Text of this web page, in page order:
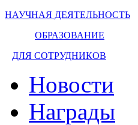
НАУЧНАЯ ДЕЯТЕЛЬНОСТЬ
ОБРАЗОВАНИЕ
ДЛЯ СОТРУДНИКОВ
Новости
Награды